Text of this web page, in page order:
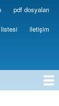
pdf dosyaları
iletişim